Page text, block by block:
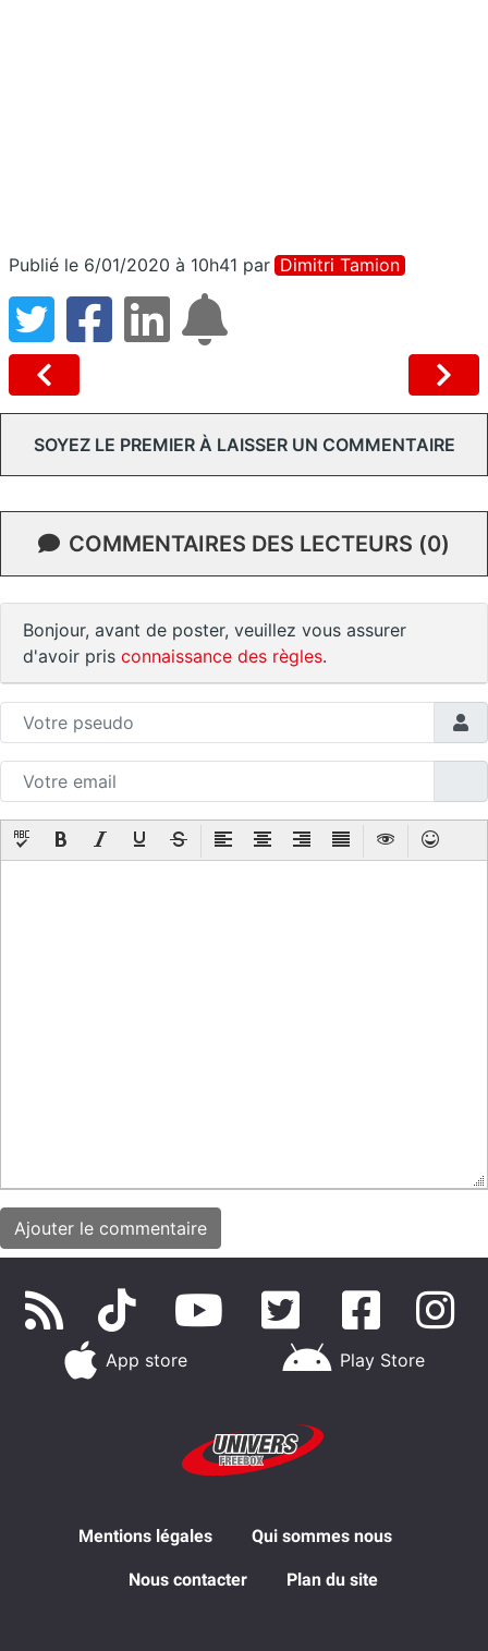
Publié le 6/01/2020 à 10h41 par Dimitri Tamion
SOYEZ LE PREMIER À LAISSER UN COMMENTAIRE
COMMENTAIRES DES LECTEURS (0)
Bonjour, avant de poster, veuillez vous assurer
d'avoir pris connaissance des règles.
App store Play Store
Mentions légales Qui sommes nous
Nous contacter Plan du site